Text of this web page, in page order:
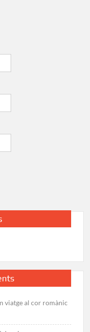
viatge al cor romànic